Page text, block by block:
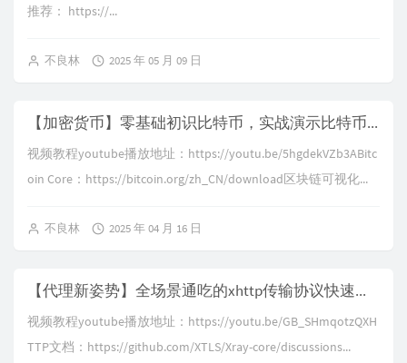
推荐： https://...
不良林 2025 年 05 月 09 日
【加密货币】零基础初识比特币，实战演示比特币挖矿，新手小白也能看懂的比特币网络运行流程
视频教程youtube播放地址：https://youtu.be/5hgdekVZb3ABitc
oin Core：https://bitcoin.org/zh_CN/download区块链可视化...
不良林 2025 年 04 月 16 日
【代理新姿势】全场景通吃的xhttp传输协议快速上手，GFW直呼内行
视频教程youtube播放地址：https://youtu.be/GB_SHmqotzQXH
TTP文档：https://github.com/XTLS/Xray-core/discussions...